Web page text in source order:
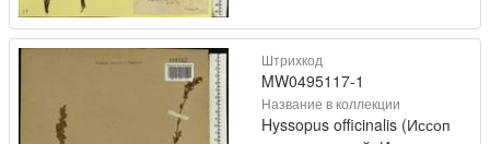
Штрихкод
MW0495117-1
Название в коллекции
Hyssopus officinalis (Иссоп